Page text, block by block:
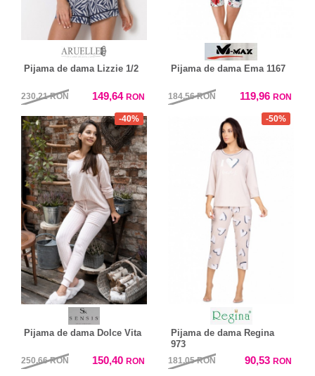
Pijama de dama Lizzie 1/2
230,21RON 149,64 RON
Pijama de dama Ema 1167
184,56RON 119,96 RON
-40%
Pijama de dama Dolce Vita
250,66RON 150,40 RON
-50%
Pijama de dama Regina
973
181,05RON 90,53 RON